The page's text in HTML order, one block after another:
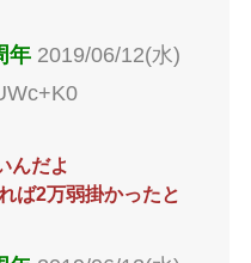
年 2019/06/12(水)
んだよ
ば2万弱掛かったと